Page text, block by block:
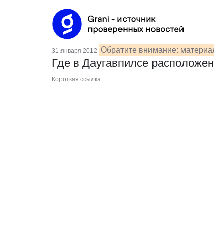
31 января 2012 Обратите внимание:
Где в Даугавпилсе
Короткая ссылка